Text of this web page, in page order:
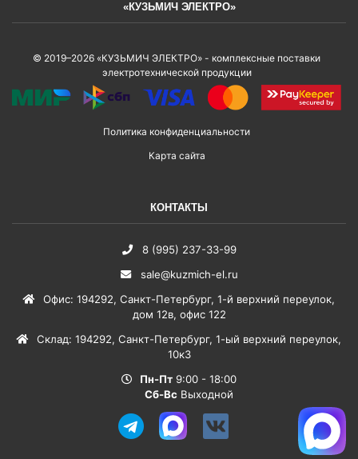
«КУЗЬМИЧ ЭЛЕКТРО»
© 2019–2026 «КУЗЬМИЧ ЭЛЕКТРО» - комплексные поставки
электротехнической продукции
Политика конфиденциальности
Карта сайта
КОНТАКТЫ
8 (995) 237-33-99
sale@kuzmich-el.ru
Офис: 194292, Санкт-Петербург, 1-й верхний переулок,
дом 12в, офис 122
Склад: 194292, Санкт-Петербург, 1-ый верхний переулок,
10к3
Пн-Пт 9:00 - 18:00
Сб-Вс Выходной